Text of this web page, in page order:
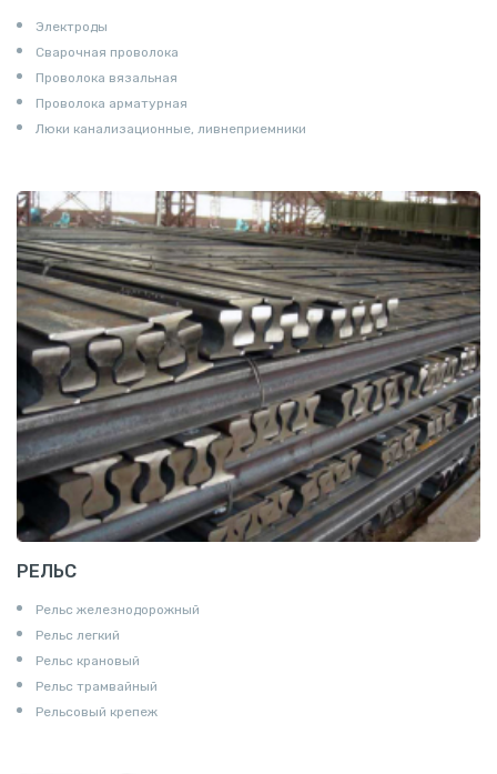
Электроды
Сварочная проволока
Проволока вязальная
Проволока арматурная
Люки канализационные, ливнеприемники
РЕЛЬС
Рельс железнодорожный
Рельс легкий
Рельс крановый
Рельс трамвайный
Рельсовый крепеж